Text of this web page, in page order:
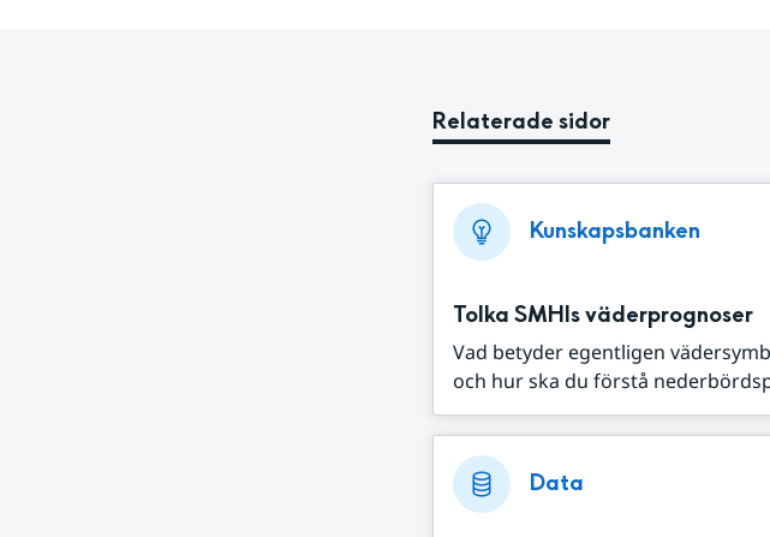
Relaterade sidor
Kunskapsbanken
Tolka SMHIs väderprognoser
Vad betyder egentligen
och hur ska du förstå
Data